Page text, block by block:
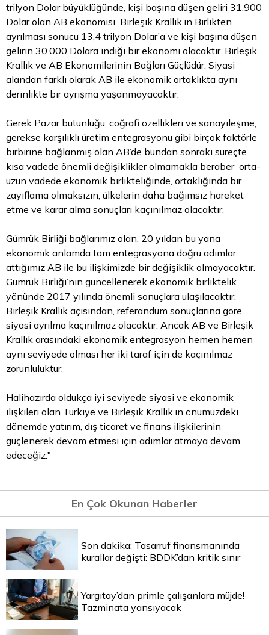
trilyon Dolarbüyüklüğünde, kişi başına düşen geliri 31.900
Dolar olan AB ekonomisi Birleşik Krallık’ın Birlikten
ayrılması sonucu 13,4 trilyon Dolar’a ve kişi başına düşen
gelirin 30.000 Dolara indiği bir ekonomi olacaktır. Birleşik
Krallık ve AB Ekonomilerinin Bağları Güçlüdür. Siyasi
alandan farklı olarak AB ile ekonomik ortaklıkta aynı
derinlikte bir ayrışma yaşanmayacaktır.
Gerek Pazar bütünlüğü, coğrafi özellikleri ve sanayileşme,
gerekse karşılıklı üretim entegrasyonu gibi birçok faktörle
birbirine bağlanmış olan AB’de bundan sonraki süreçte
kısa vadede önemli değişiklikler olmamakla beraber orta-
uzun vadede ekonomik birlikteliğinde, ortaklığında bir
zayıflama olmaksızın, ülkelerin daha bağımsız hareket
etme ve karar alma sonuçları kaçınılmaz olacaktır.
Gümrük Birliği bağlarımız olan, 20 yıldan bu yana
ekonomik anlamda tam entegrasyona doğru adımlar
attığımız AB ile bu ilişkimizde bir değişiklik olmayacaktır.
Gümrük Birliği’nin güncellenerek ekonomik birliktelik
yönünde 2017 yılında önemli sonuçlara ulaşılacaktır.
Birleşik Krallık açısından, referandum sonuçlarına göre
siyasi ayrılma kaçınılmaz olacaktır. Ancak AB ve Birleşik
Krallık arasındaki ekonomik entegrasyon hemen hemen
aynı seviyede olması her iki taraf için de kaçınılmaz
zorunluluktur.
Halihazırda oldukça iyi seviyede siyasi ve ekonomik
ilişkileri olan Türkiye ve Birleşik Krallık’ın önümüzdeki
dönemde yatırım, dış ticaret ve finans ilişkilerinin
güçlenerek devam etmesi için adımlar atmaya devam
edeceğiz."
En Çok Okunan Haberler
Son dakika: Tasarruf finansmanında
kurallar değişti: BDDK’dan kritik sınır
Yargıtay’dan primle çalışanlara müjde!
Tazminata yansıyacak